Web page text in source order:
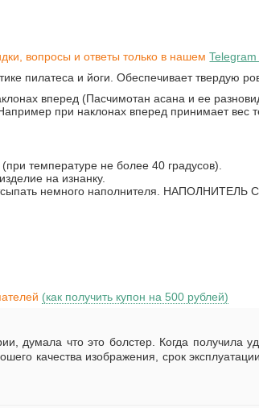
вопросы и ответы только в нашемTelegram
пилатеса и йоги. Обеспечивает твердую
вперед (Пасчимотан асана и ее
при наклонах вперед принимает
температуре не более 40 градусов).
на изнанку.
немного наполнителя.
(как получить купон на 500 рублей)
думала что это болстер. Когда
качества изображения, срок